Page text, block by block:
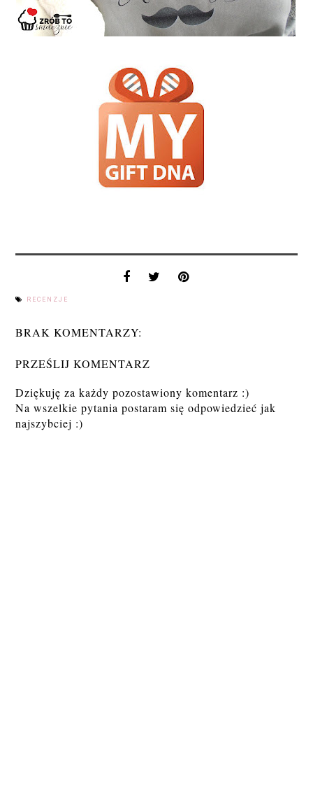
RECENZJE
BRAK KOMENTARZY:
PRZEŚLIJ KOMENTARZ
Dziękuję za każdy pozostawiony komentarz :)
Na wszelkie pytania postaram się odpowiedzieć jak
najszybciej :)